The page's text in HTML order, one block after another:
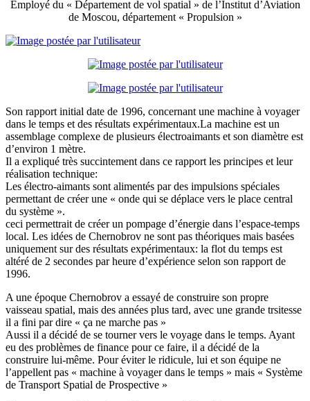
Employé du « Département de vol spatial » de l’Institut d’Aviation
de Moscou, département « Propulsion »
Son rapport initial date de 1996, concernant une machine à voyager
dans le temps et des résultats expérimentaux.La machine est un
assemblage complexe de plusieurs électroaimants et son diamètre est
d’environ 1 mètre.
Il a expliqué très succintement dans ce rapport les principes et leur
réalisation technique:
Les électro-aimants sont alimentés par des impulsions spéciales
permettant de créer une « onde qui se déplace vers le place central
du système ».
ceci permettrait de créer un pompage d’énergie dans l’espace-temps
local. Les idées de Chernobrov ne sont pas théoriques mais basées
uniquement sur des résultats expérimentaux: la flot du temps est
altéré de 2 secondes par heure d’expérience selon son rapport de
1996.
A une époque Chernobrov a essayé de construire son propre
vaisseau spatial, mais des années plus tard, avec une grande trsitesse
il a fini par dire « ça ne marche pas »
Aussi il a décidé de se tourner vers le voyage dans le temps. Ayant
eu des problèmes de finance pour ce faire, il a décidé de la
construire lui-même. Pour éviter le ridicule, lui et son équipe ne
l’appellent pas « machine à voyager dans le temps » mais « Système
de Transport Spatial de Prospective »